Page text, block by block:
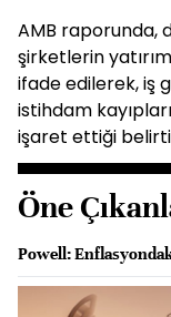
AMB raporunda,
şirketlerin
ifade edilerek, iş
istihdam
işaret ettiği
Öne
Powell: